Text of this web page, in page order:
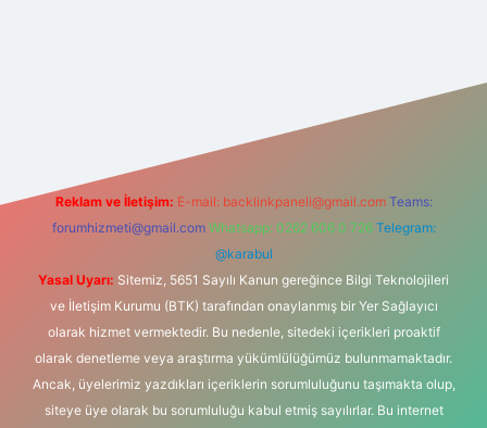
Reklam ve İletişim: E-mail: backlinkpaneli@gmail.com Teams:
forumhizmeti@gmail.com Whatsapp: 0262 606 0 726 Telegram:
@karabul
Yasal Uyarı: Sitemiz, 5651 Sayılı Kanun gereğince Bilgi Teknolojileri
ve İletişim Kurumu (BTK) tarafından onaylanmış bir Yer Sağlayıcı
olarak hizmet vermektedir. Bu nedenle, sitedeki içerikleri proaktif
olarak denetleme veya araştırma yükümlülüğümüz bulunmamaktadır.
Ancak, üyelerimiz yazdıkları içeriklerin sorumluluğunu taşımakta olup,
siteye üye olarak bu sorumluluğu kabul etmiş sayılırlar. Bu internet